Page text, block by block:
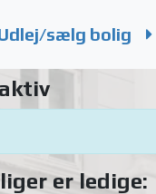
sælg bolig
er ledige: